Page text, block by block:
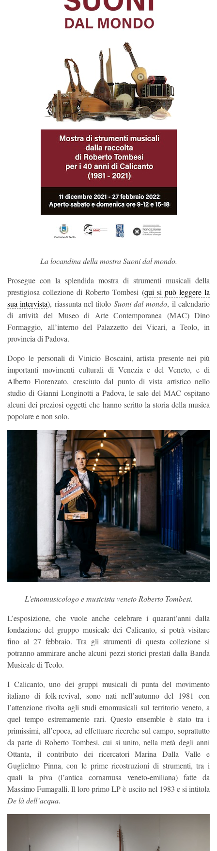
La locandina della mostra Suoni dal mondo.
Prosegue con la splendida mostra di strumenti musicali della
prestigiosa collezione di Roberto Tombesi (qui si può leggere la
sua intervista), riassunta nel titolo Suoni dal mondo, il calendario
di attività del Museo di Arte Contemporanea (MAC) Dino
Formaggio, all’interno del Palazzetto dei Vicari, a Teolo, in
provincia di Padova.
Dopo le personali di Vinicio Boscaini, artista presente nei più
importanti movimenti culturali di Venezia e del Veneto, e di
Alberto Fiorenzato, cresciuto dal punto di vista artistico nello
studio di Gianni Longinotti a Padova, le sale del MAC ospitano
alcuni dei preziosi oggetti che hanno scritto la storia della musica
popolare e non solo.
L'etnomusicologo e musicista veneto Roberto Tombesi.
L’esposizione, che vuole anche celebrare i quarant’anni dalla
fondazione del gruppo musicale dei Calicanto, si potrà visitare
fino al 27 febbraio. Tra gli strumenti di questa collezione si
potranno ammirare anche alcuni pezzi storici prestati dalla Banda
Musicale di Teolo.
I Calicanto, uno dei gruppi musicali di punta del movimento
italiano di folk-revival, sono nati nell’autunno del 1981 con
l’attenzione rivolta agli studi etnomusicali sul territorio veneto, a
quel tempo estremamente rari. Questo ensemble è stato tra i
primissimi, all’epoca, ad effettuare ricerche sul campo, soprattutto
da parte di Roberto Tombesi, cui si unito, nella metà degli anni
Ottanta, il contributo dei ricercatori Marina Dalla Valle e
Guglielmo Pinna, con le prime ricostruzioni di strumenti, tra i
quali la piva (l’antica cornamusa veneto-emiliana) fatte da
Massimo Fumagalli. Il loro primo LP è uscito nel 1983 e si intitola
De là dell’acqua.